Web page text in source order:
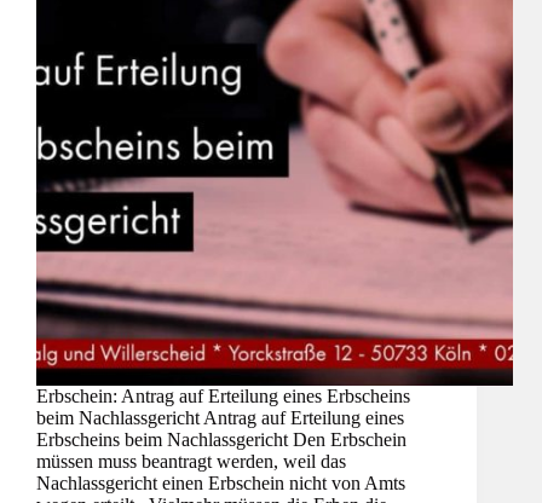
Erbschein: Antrag auf Erteilung eines Erbscheins
beim Nachlassgericht Antrag auf Erteilung eines
Erbscheins beim Nachlassgericht Den Erbschein
müssen muss beantragt werden, weil das
Nachlassgericht einen Erbschein nicht von Amts